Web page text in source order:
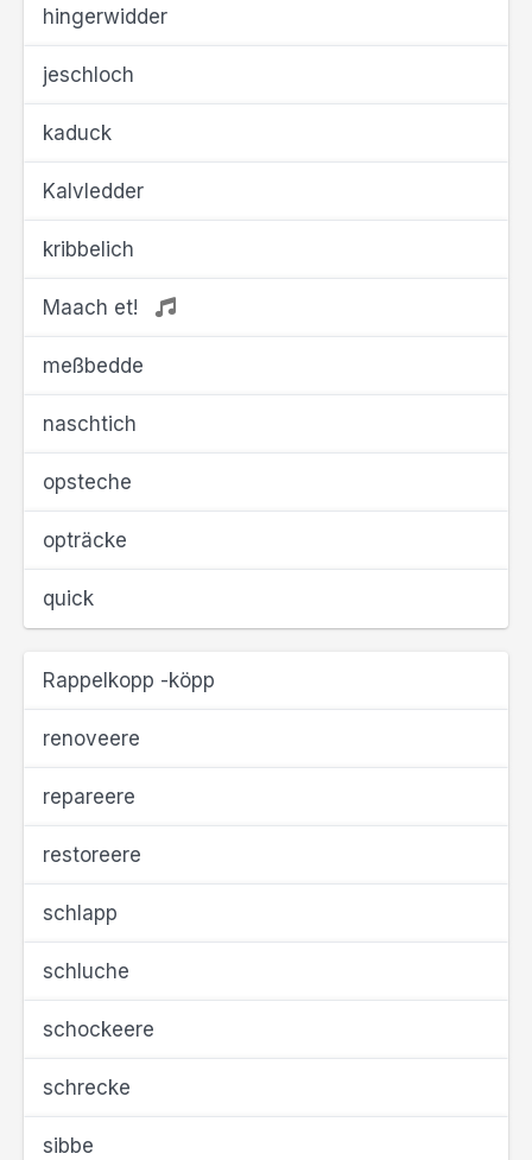
hingerwidder
jeschloch
kaduck
Kalvledder
kribbelich
Maach et!
meßbedde
naschtich
opsteche
opträcke
quick
Rappelkopp -köpp
renoveere
repareere
restoreere
schlapp
schluche
schockeere
schrecke
sibbe